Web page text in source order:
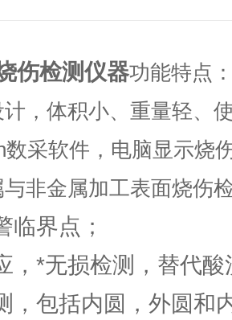
伤检测仪器功能特点
，体积小、重量轻、
数采软件，电脑显示烧
非金属加工表面烧伤
临界点；
，*无损检测，替代酸
，包括内圆，外圆和